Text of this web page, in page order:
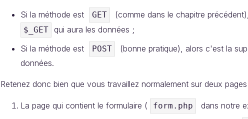
Si la méthode est GET (comme dans le chapitre
$_GET qui aura les données ;
Si la méthode est
POST (bonne pratique), alors c'est la
données.
Retenez donc bien que vous travaillez normalement sur deux
La page qui contient le formulaire ( form.php
dans notre